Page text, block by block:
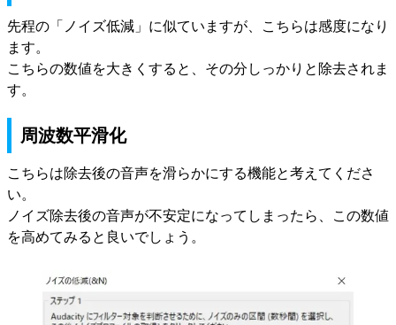
先程の「ノイズ低減」に似ていますが、こちらは感度になり
ます。
こちらの数値を大きくすると、その分しっかりと除去されま
す。
周波数平滑化
こちらは除去後の音声を滑らかにする機能と考えてくださ
い。
ノイズ除去後の音声が不安定になってしまったら、この数値
を高めてみると良いでしょう。